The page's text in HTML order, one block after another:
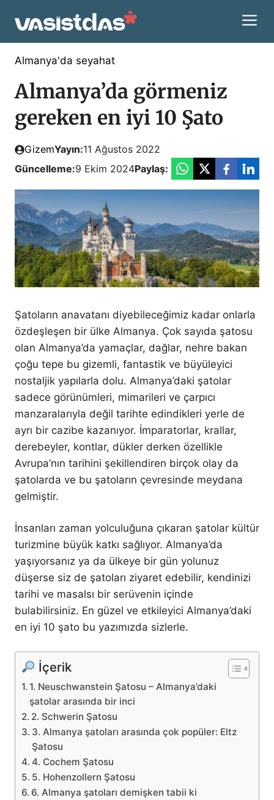
atla
Almanya'da seyahat
Almanya’da görmeniz
gereken en iyi 10 Şato
GizemYayın:11 Ağustos 2022
Güncelleme:9 Ekim 2024Paylaş:
Şatoların anavatanı diyebileceğimiz kadar onlarla
özdeşleşen bir ülke Almanya. Çok sayıda şatosu
olan Almanya’da yamaçlar, dağlar, nehre bakan
çoğu tepe bu gizemli, fantastik ve büyüleyici
nostaljik yapılarla dolu. Almanya’daki şatolar
sadece görünümleri, mimarileri ve çarpıcı
manzaralarıyla değil tarihte edindikleri yerle de
ayrı bir cazibe kazanıyor. İmparatorlar, krallar,
derebeyler, kontlar, dükler derken özellikle
Avrupa’nın tarihini şekillendiren birçok olay da
şatolarda ve bu şatoların çevresinde meydana
gelmiştir.
İnsanları zaman yolculuğuna çıkaran şatolar kültür
turizmine büyük katkı sağlıyor. Almanya’da
yaşıyorsanız ya da ülkeye bir gün yolunuz
düşerse siz de şatoları ziyaret edebilir, kendinizi
tarihi ve masalsı bir serüvenin içinde
bulabilirsiniz. En güzel ve etkileyici Almanya’daki
en iyi 10 şato bu yazımızda sizlerle.
İçerik
1. Neuschwanstein Şatosu – Almanya’daki
şatolar arasında bir inci
2. Schwerin Şatosu
3. Almanya şatoları arasında çok popüler: Eltz
Şatosu
4. Cochem Şatosu
5. Hohenzollern Şatosu
6. Almanya şatoları demişken tabii ki